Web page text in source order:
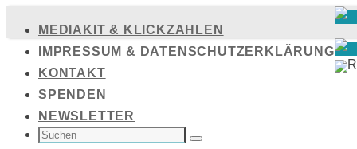
Inhalt
springen
MEDIAKIT & KLICKZAHLEN
IMPRESSUM & DATENSCHUTZERKLÄRUNG
KONTAKT
SPENDEN
NEWSLETTER
SUCHEN
NACH: Suchen